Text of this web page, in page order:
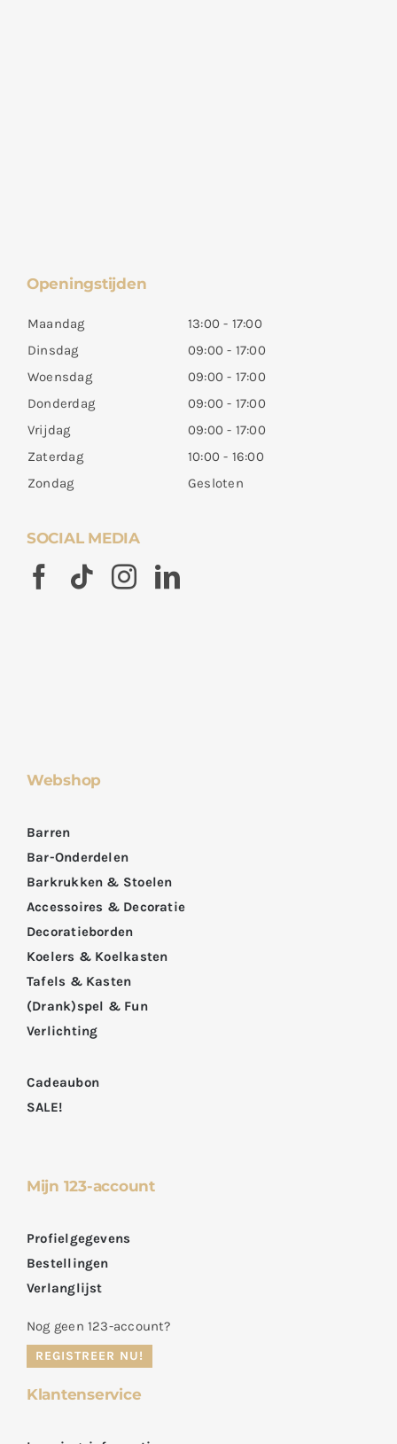
Openingstijden
Maandag
13:00 - 17:00
Dinsdag
09:00 - 17:00
Woensdag
09:00 - 17:00
Donderdag
09:00 - 17:00
Vrijdag
09:00 - 17:00
Zaterdag
10:00 - 16:00
Zondag
Gesloten
SOCIAL MEDIA
Webshop
Barren
Bar-Onderdelen
Barkrukken & Stoelen
Accessoires & Decoratie
Decoratieborden
Koelers & Koelkasten
Tafels & Kasten
(Drank)spel & Fun
Verlichting
Cadeaubon
SALE!
Mijn 123-account
Profielgegevens
Bestellingen
Verlanglijst
Nog geen 123-account?
REGISTREER NU!
Klantenservice